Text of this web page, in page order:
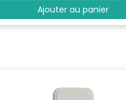
Ajouter au panier